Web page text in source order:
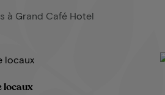
à Grand Café Hotel
locaux